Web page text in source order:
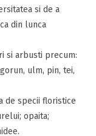
si de a
din lunca
si arbusti precum:
ulm, pin, tei,
de specii floristice
opaita;